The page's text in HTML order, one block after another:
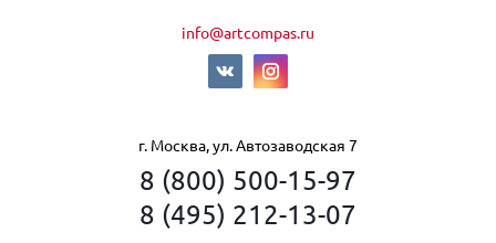
info@artcompas.ru
г. Москва, ул. Автозаводская 7
8 (800) 500-15-97
8 (495) 212-13-07